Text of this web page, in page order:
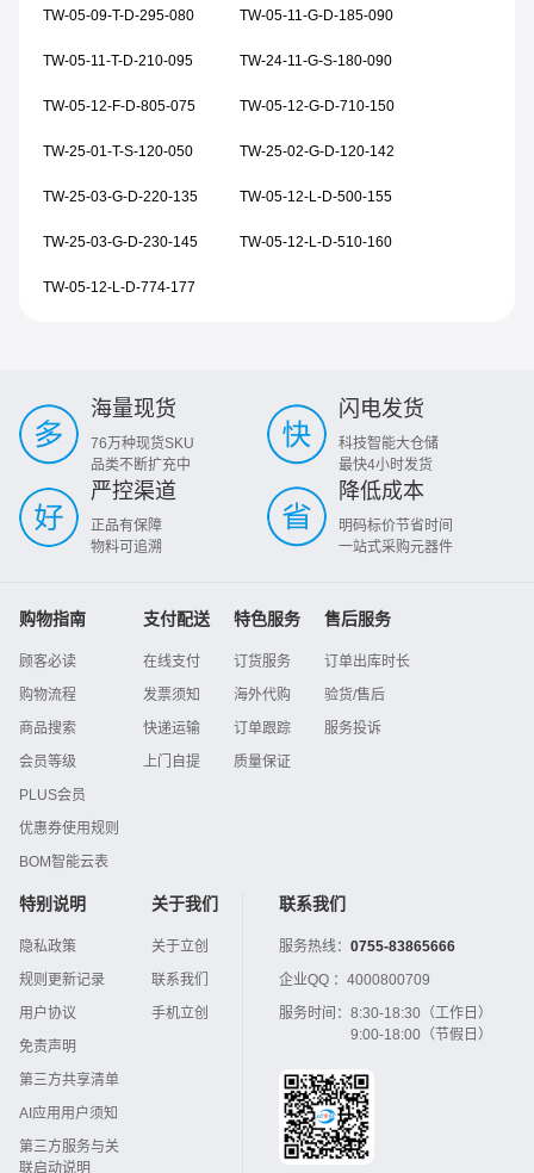
TW-05-09-T-D-295-080 TW-05-11-G-D-185-090
TW-05-11-T-D-210-095 TW-24-11-G-S-180-090
TW-05-12-F-D-805-075 TW-05-12-G-D-710-150
TW-25-01-T-S-120-050 TW-25-02-G-D-120-142
TW-25-03-G-D-220-135 TW-05-12-L-D-500-155
TW-25-03-G-D-230-145 TW-05-12-L-D-510-160
TW-05-12-L-D-774-177
海量现货
76万种现货SKU
品类不断扩充中
闪电发货
科技智能大仓储
最快4小时发货
严控渠道
正品有保障
物料可追溯
降低成本
明码标价节省时间
一站式采购元器件
购物指南
顾客必读
购物流程
商品搜索
会员等级
PLUS会员
优惠券使用规则
BOM智能云表
支付配送
在线支付
发票须知
快递运输
上门自提
特色服务
订货服务
海外代购
订单跟踪
质量保证
售后服务
订单出库时长
验货/售后
服务投诉
特别说明
隐私政策
规则更新记录
用户协议
免责声明
第三方共享清单
AI应用用户须知
第三方服务与关
联启动说明
关于我们
关于立创
联系我们
手机立创
联系我们
服务热线： 0755-83865666
企业QQ ： 4000800709
服务时间： 8:30-18:30（工作日）
9:00-18:00（节假日）